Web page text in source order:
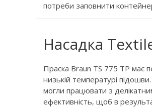
потреби заповнити
Насадка
Праска Braun TS 775 TP має
низькій температурі
могли працювати з
ефективність, щоб в